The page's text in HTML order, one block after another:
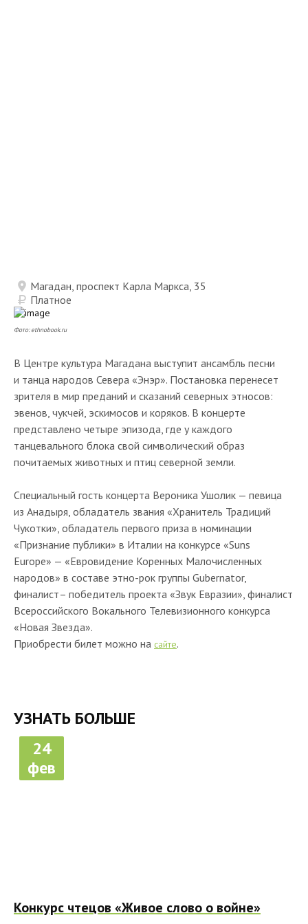
Фото: ethnobook.ru
В Центре культура Магадана выступит ансамбль песни
и танца народов Севера «Энэр». Постановка перенесет
зрителя в мир преданий и сказаний северных этносов:
эвенов, чукчей, эскимосов и коряков. В концерте
представлено четыре эпизода, где у каждого
танцевального блока свой символический образ
почитаемых животных и птиц северной земли.
Специальный гость концерта Вероника Ушолик — певица
из Анадыря, обладатель звания «Хранитель Традиций
Чукотки», обладатель первого приза в номинации
«Признание публики» в Италии на конкурсе «Suns
Europe» — «Евровидение Коренных Малочисленных
народов» в составе этно-рок группы Gubernator,
финалист– победитель проекта «Звук Евразии», финалист
Всероссийского Вокального Телевизионного конкурса
«Новая Звезда».
Приобрести билет можно на сайте.
Магадан, проспект Карла Маркса, 35
Платное
УЗНАТЬ БОЛЬШЕ
24
фев
Конкурс чтецов «Живое слово о войне»